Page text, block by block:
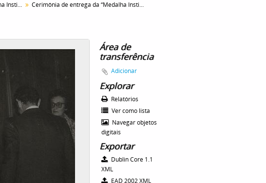
Cerimônia de entrega da “Medalha Instituto Butantan” Cerimônia de entrega da “Medalha Instituto Butantan”, realizada no Palácio dos Bandeirantes. Da esquerda para direita: 1º José Aristodemo Pinotti, Secretário Estadual da Educação, 2º André Franco Montoro, Governador de São Paulo, 3º Dra. Maria Luiza Beçak, 4º [Dr. Willy Beçak, diretor do Instituto Butantan]
Área de
transferência
Adicionar
Explorar
Relatórios
Ver como lista
Navegar objetos
digitais
Exportar
Dublin Core 1.1
XML
EAD 2002 XML